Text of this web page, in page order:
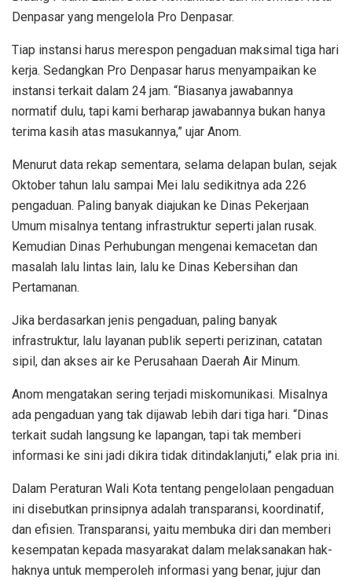
Denpasar yang mengelola Pro Denpasar.
Tiap instansi harus merespon pengaduan maksimal tiga hari
kerja. Sedangkan Pro Denpasar harus menyampaikan ke
instansi terkait dalam 24 jam. “Biasanya jawabannya
normatif dulu, tapi kami berharap jawabannya bukan hanya
terima kasih atas masukannya,” ujar Anom.
Menurut data rekap sementara, selama delapan bulan, sejak
Oktober tahun lalu sampai Mei lalu sedikitnya ada 226
pengaduan. Paling banyak diajukan ke Dinas Pekerjaan
Umum misalnya tentang infrastruktur seperti jalan rusak.
Kemudian Dinas Perhubungan mengenai kemacetan dan
masalah lalu lintas lain, lalu ke Dinas Kebersihan dan
Pertamanan.
Jika berdasarkan jenis pengaduan, paling banyak
infrastruktur, lalu layanan publik seperti perizinan, catatan
sipil, dan akses air ke Perusahaan Daerah Air Minum.
Anom mengatakan sering terjadi miskomunikasi. Misalnya
ada pengaduan yang tak dijawab lebih dari tiga hari. “Dinas
terkait sudah langsung ke lapangan, tapi tak memberi
informasi ke sini jadi dikira tidak ditindaklanjuti,” elak pria ini.
Dalam Peraturan Wali Kota tentang pengelolaan pengaduan
ini disebutkan prinsipnya adalah transparansi, koordinatif,
dan efisien. Transparansi, yaitu membuka diri dan memberi
kesempatan kepada masyarakat dalam melaksanakan hak-
haknya untuk memperoleh informasi yang benar, jujur dan